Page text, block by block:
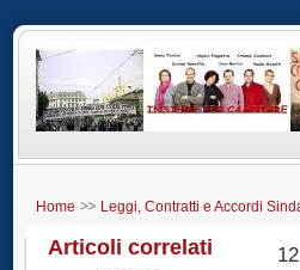
Home Leggi, Contratti e Accordi
Articoli correlati